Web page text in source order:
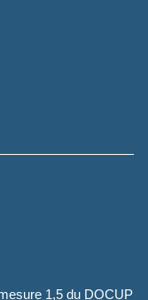
1,5 du DOCUP